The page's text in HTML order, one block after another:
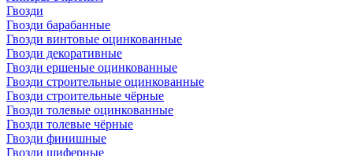
Гвозди
Гвозди барабанные
Гвозди винтовые оцинкованные
Гвозди декоративные
Гвозди ершеные оцинкованные
Гвозди строительные оцинкованные
Гвозди строительные чёрные
Гвозди толевые оцинкованные
Гвозди толевые чёрные
Гвозди финишные
Гвозди шиферные